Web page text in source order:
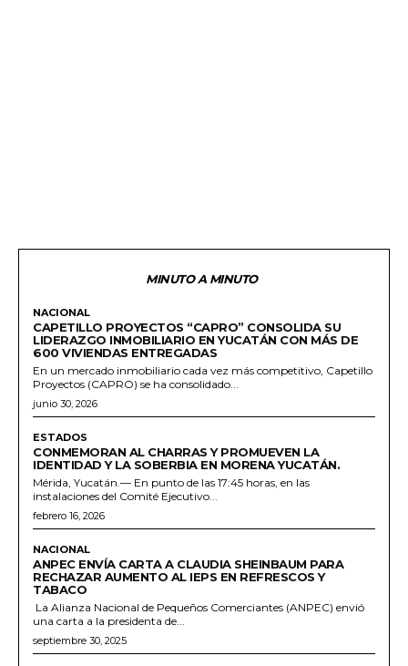
MINUTO A MINUTO
NACIONAL
CAPETILLO PROYECTOS “CAPRO” CONSOLIDA SU
LIDERAZGO INMOBILIARIO EN YUCATÁN CON MÁS DE
600 VIVIENDAS ENTREGADAS
En un mercado inmobiliario cada vez más competitivo, Capetillo
Proyectos (CAPRO) se ha consolidado...
junio 30, 2026
ESTADOS
CONMEMORAN AL CHARRAS Y PROMUEVEN LA
IDENTIDAD Y LA SOBERBIA EN MORENA YUCATÁN.
Mérida, Yucatán.— En punto de las 17:45 horas, en las
instalaciones del Comité Ejecutivo...
febrero 16, 2026
NACIONAL
ANPEC ENVÍA CARTA A CLAUDIA SHEINBAUM PARA
RECHAZAR AUMENTO AL IEPS EN REFRESCOS Y
TABACO
La Alianza Nacional de Pequeños Comerciantes (ANPEC) envió
una carta a la presidenta de...
septiembre 30, 2025